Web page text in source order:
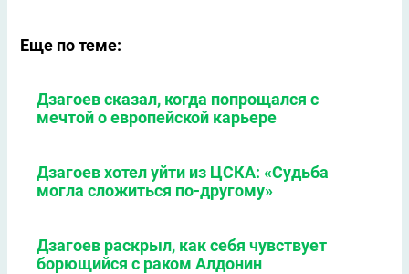
Еще по теме:
Дзагоев сказал, когда попрощался с
мечтой о европейской карьере
Дзагоев хотел уйти из ЦСКА: «Судьба
могла сложиться по-другому»
Дзагоев раскрыл, как себя чувствует
борющийся с раком Алдонин